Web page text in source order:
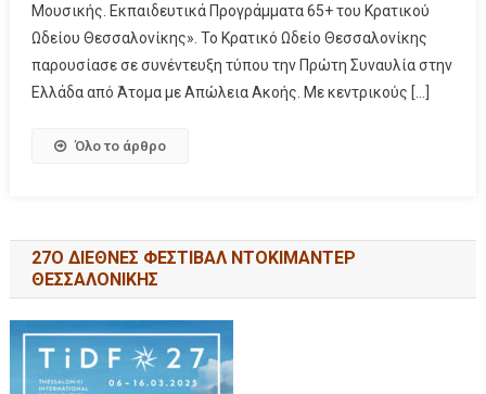
Μουσικής. Εκπαιδευτικά Προγράμματα 65+ του Κρατικού
Ωδείου Θεσσαλονίκης». Το Κρατικό Ωδείο Θεσσαλονίκης
παρουσίασε σε συνέντευξη τύπου την Πρώτη Συναυλία στην
Ελλάδα από Άτομα με Απώλεια Ακοής. Με κεντρικούς […]
Όλο το άρθρο
27Ο ΔΙΕΘΝΕΣ ΦΕΣΤΙΒΑΛ ΝΤΟΚΙΜΑΝΤΕΡ
ΘΕΣΣΑΛΟΝΙΚΗΣ